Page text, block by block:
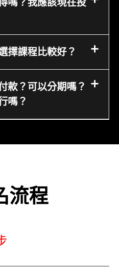
嗎？我應該現在投
擇課程比較好？
款？可以分期嗎？
嗎？
流程